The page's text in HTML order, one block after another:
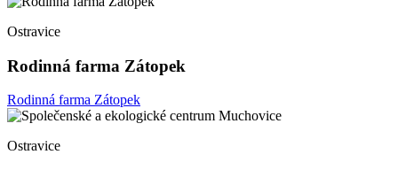
Ostravice
Rodinná farma Zátopek
Rodinná farma Zátopek
Ostravice